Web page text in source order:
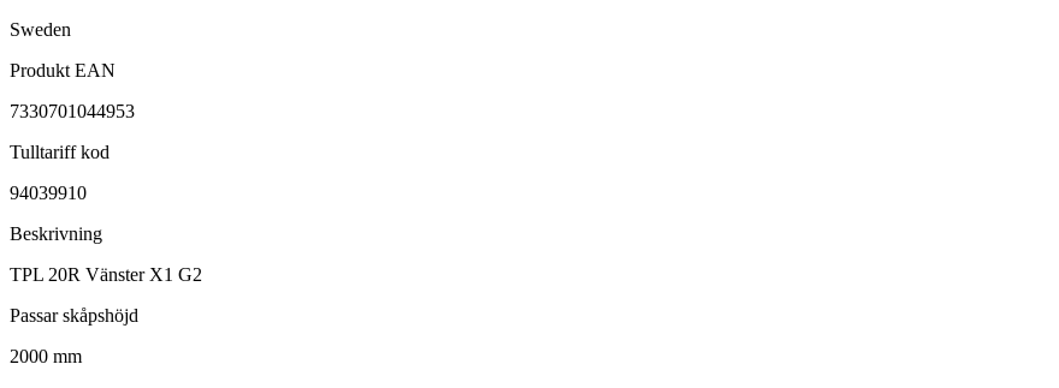
Sweden
Produkt EAN
7330701044953
Tulltariff kod
94039910
Beskrivning
TPL 20R Vänster X1 G2
Passar skåpshöjd
2000 mm